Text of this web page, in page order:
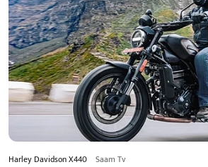
Harley Davidson X440 Saam Tv